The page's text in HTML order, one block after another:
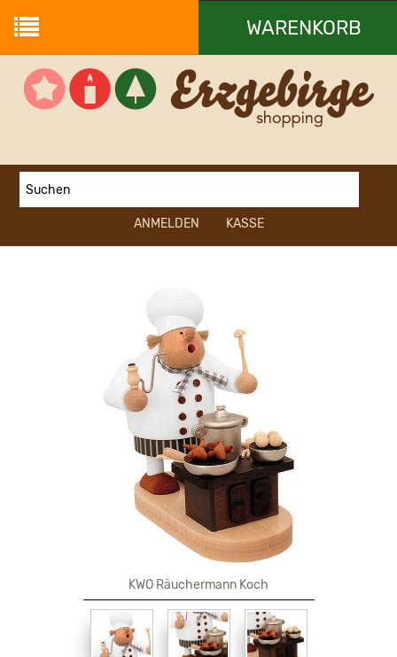
WARENKORB
Ihr Warenkorb ist leer.
ANMELDEN KASSE
KWO Räuchermann Koch